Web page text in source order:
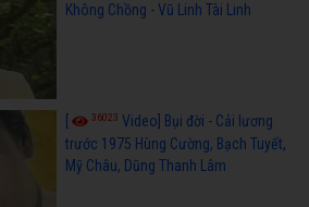
Không Chồng - Vũ Linh Tài Linh
36023 Video] Bụi đời - Cải lương
trước 1975 Hùng Cường, Bạch Tuyết,
Mỹ Châu, Dũng Thanh Lâm